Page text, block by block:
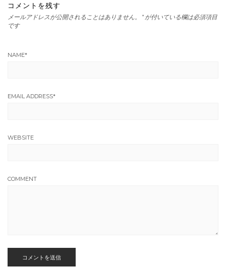
コメントを残す
メールアドレスが公開されることはありません。 * が付いている欄は必須項目
です
NAME*
EMAIL ADDRESS*
WEBSITE
COMMENT